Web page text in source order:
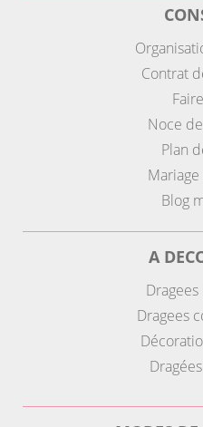
Contrat
Noce
Plan
Blog
A
Dragees